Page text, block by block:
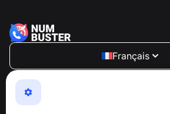
Français
NumBuster © 2013—2026 ·
Une application facile à utiliser qui
les arnaques téléphoniques, le spam